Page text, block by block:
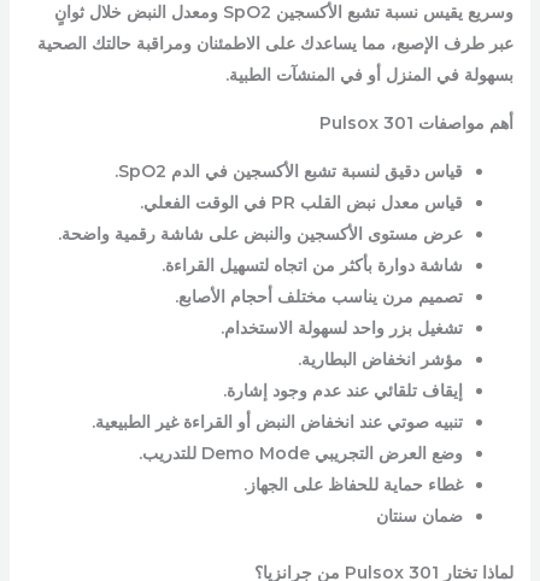
وسريع يقيس نسبة تشبع الأكسجين SpO2 ومعدل النبض خلال ثوانٍ
عبر طرف الإصبع، مما يساعدك على الاطمئنان ومراقبة حالتك الصحية
بسهولة في المنزل أو في المنشآت الطبية.
أهم مواصفات Pulsox 301
قياس دقيق لنسبة تشبع الأكسجين في الدم SpO2.
قياس معدل نبض القلب PR في الوقت الفعلي.
عرض مستوى الأكسجين والنبض على شاشة رقمية واضحة.
شاشة دوارة بأكثر من اتجاه لتسهيل القراءة.
تصميم مرن يناسب مختلف أحجام الأصابع.
تشغيل بزر واحد لسهولة الاستخدام.
مؤشر انخفاض البطارية.
إيقاف تلقائي عند عدم وجود إشارة.
تنبيه صوتي عند انخفاض النبض أو القراءة غير الطبيعية.
وضع العرض التجريبي Demo Mode للتدريب.
غطاء حماية للحفاظ على الجهاز.
ضمان سنتان
لماذا تختار Pulsox 301 من جرانزيا؟